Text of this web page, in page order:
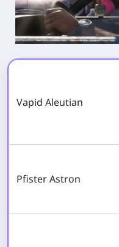
Vapid Aleutian
Pfister Astron